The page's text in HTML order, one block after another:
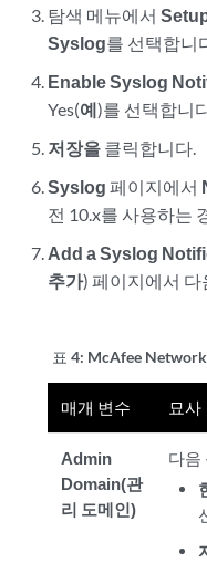
탐색 메뉴에서
Syslog를 선택합니
Enable Syslog
Yes(예)를 선택합니
저장을 클릭합니다.
Syslog 페이지에서
전 10.x를 사용하는
Add a Syslog
추가) 페이지에서
표 4: McAfee
매개 변수 묘사
Admin
Domain(관
리 도메인)
다음